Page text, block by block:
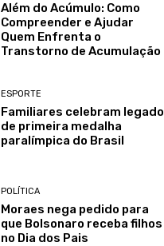
Além do Acúmulo: Como
Compreender e Ajudar
Quem Enfrenta o
Transtorno de Acumulação
ESPORTE
Familiares celebram legado
de primeira medalha
paralímpica do Brasil
POLÍTICA
Moraes nega pedido para
que Bolsonaro receba filhos
no Dia dos Pais